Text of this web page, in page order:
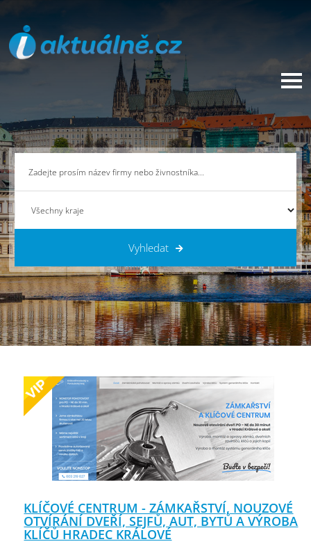
Vyhledat
KLÍČOVÉ CENTRUM - ZÁMKAŘSTVÍ, NOUZOVÉ
OTVÍRÁNÍ DVEŘÍ, SEJFŮ, AUT, BYTŮ A VÝROBA
KLÍČŮ HRADEC KRÁLOVÉ